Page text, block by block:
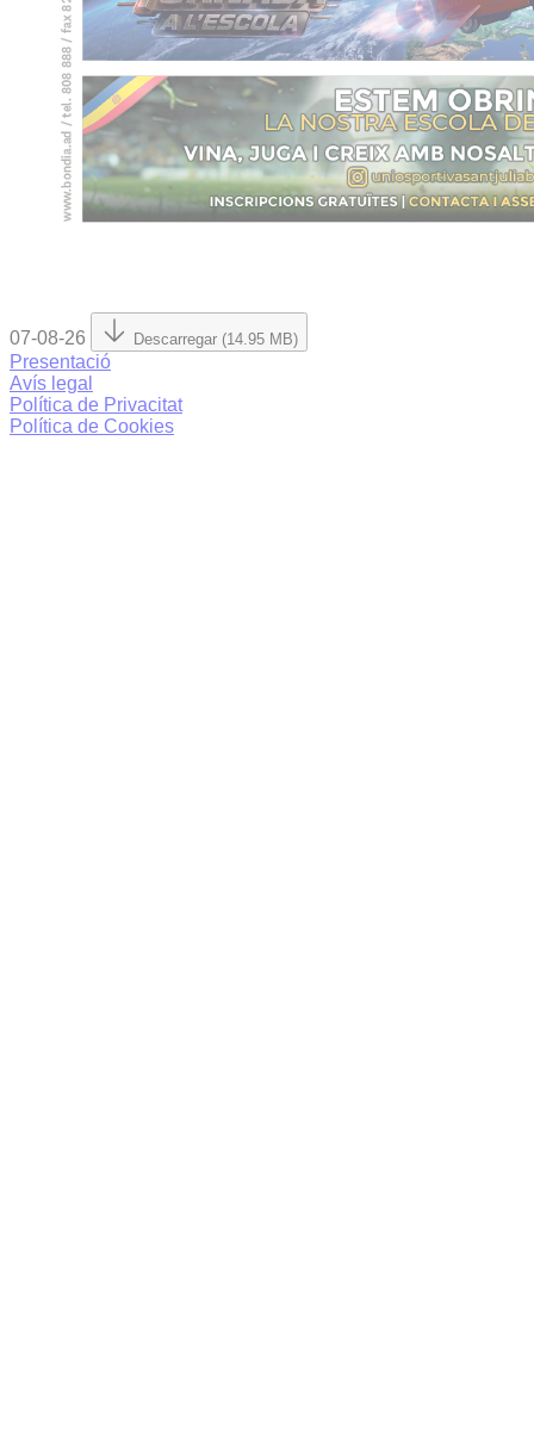
07-08-26 Descarregar (14.95 MB)
Presentació
Avís legal
Política de Privacitat
Política de Cookies